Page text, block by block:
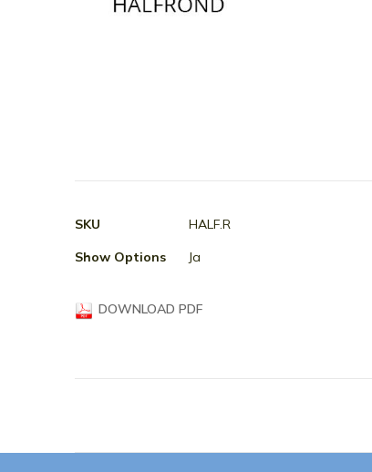
de
afbeeldingen-
Meer
SKU
HALF.R
Show Options
Ja
DOWNLOAD PDF